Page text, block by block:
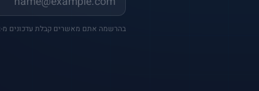
בהרשמה אתם מאשרים קבלת עדכונים מ-Tagbox. אפשר להסיר את ההרשמה בכל עת.